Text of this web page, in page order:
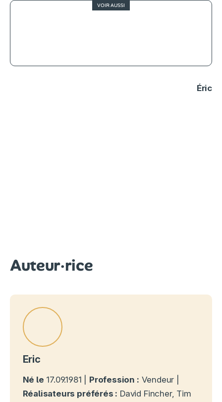
VOIR AUSSI
Éric
Auteur·rice
Eric
Né le 17.09.1981 | Profession : Vendeur |
Réalisateurs préférés : David Fincher, Tim